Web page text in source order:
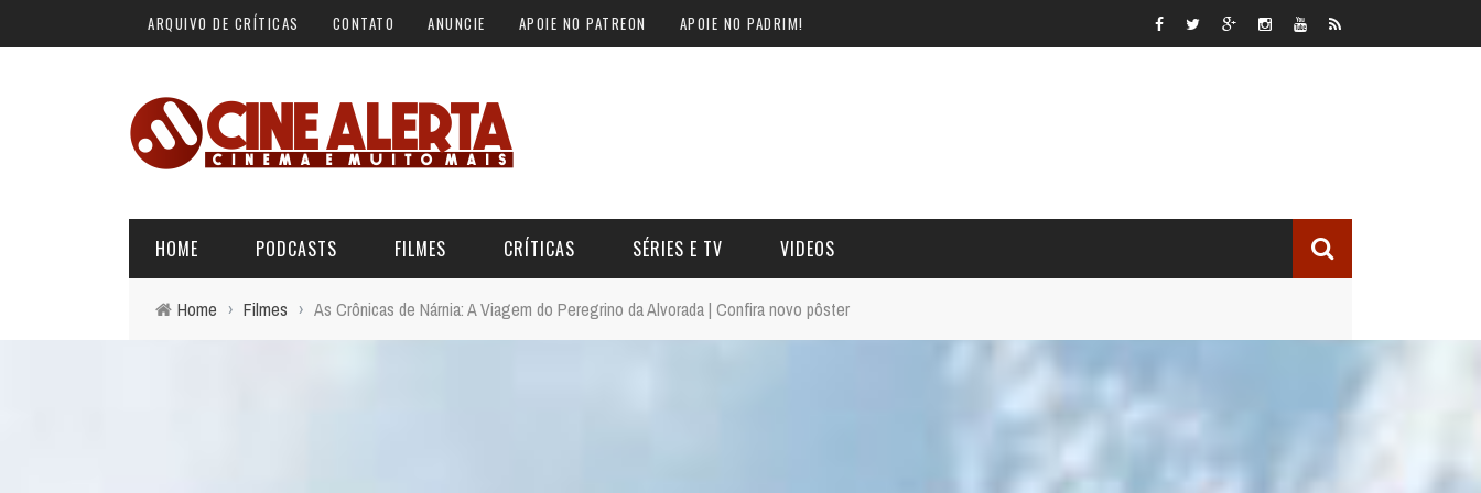
ARQUIVO DE CRÍTICAS CONTATO ANUNCIE APOIE NO PATREON APOIE NO PADRIM!
HOME PODCASTS FILMES CRÍTICAS SÉRIES E TV VIDEOS
Home › Filmes › As Crônicas de Nárnia: A Viagem do Peregrino da Alvorada | Confira novo pôster